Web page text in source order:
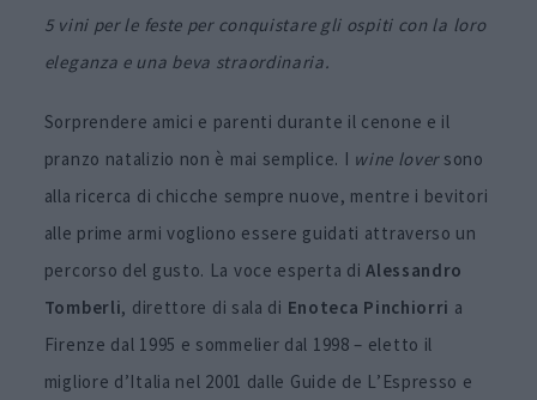
5 vini per le feste per conquistare gli ospiti con la loro
eleganza e una beva straordinaria.
Sorprendere amici e parenti durante il cenone e il
pranzo natalizio non è mai semplice. I wine loversono
alla ricerca di chicche sempre nuove, mentre i bevitori
alle prime armi vogliono essere guidati attraverso un
percorso del gusto. La voce esperta diAlessandro
Tomberli, direttore di sala di Enoteca Pinchiorri a
Firenze dal 1995 e sommelier dal 1998 – eletto il
migliore d’Italia nel 2001 dalle Guide de L’Espresso e